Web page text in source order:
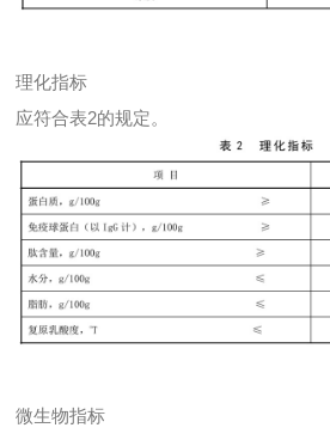
理化指标
应符合表2的规定。
微生物指标